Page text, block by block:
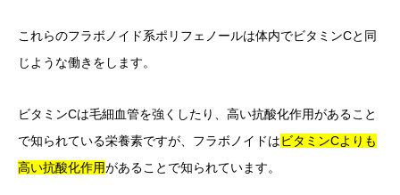
これらのフラボノイド系ポリフェノールは体内でビタミンCと同
じような働きをします。
ビタミンCは毛細血管を強くしたり、高い抗酸化作用があること
で知られている栄養素ですが、フラボノイドはビタミンCよりも
高い抗酸化作用があることで知られています。